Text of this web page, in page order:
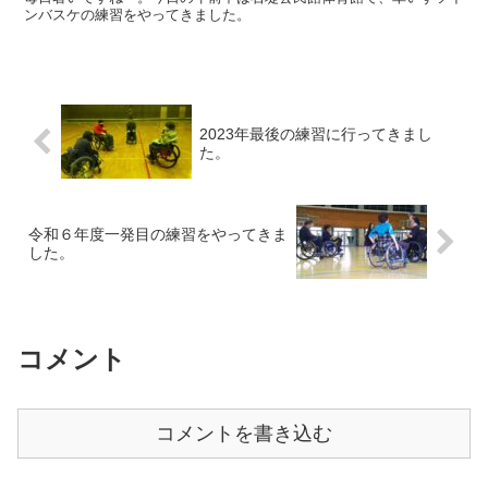
ンバスケの練習をやってきました。
2023年最後の練習に行ってきまし
た。
令和６年度一発目の練習をやってきま
した。
コメント
コメントを書き込む